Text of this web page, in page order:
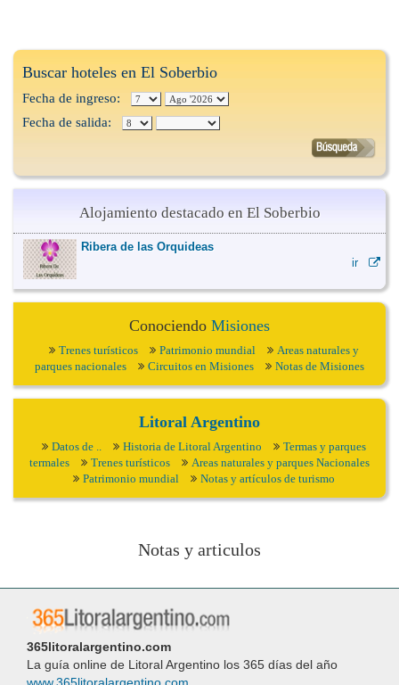
Buscar hoteles en El Soberbio
Fecha de ingreso:
Fecha de salida:
Alojamiento destacado en El Soberbio
Ribera de las Orquideas
ir
Conociendo Misiones
Trenes turísticos Patrimonio mundial
Areas naturales y
parques nacionales
Circuitos en Misiones Notas de Misiones
Litoral Argentino
Datos de .. Historia de Litoral Argentino
Termas y parques
termales
Trenes turísticos
Areas naturales y parques Nacionales
Patrimonio mundial
Notas y artículos de turismo
Notas y articulos
365litoralargentino.com
La guía online de Litoral Argentino los 365 días del año